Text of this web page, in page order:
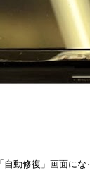
動修復」画面にな